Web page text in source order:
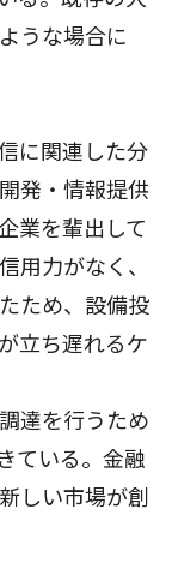
うな場合に
に関連した分
発・情報提供
業を輩出して
用力がなく、
ため、設備投
立ち遅れるケ
達を行うため
ている。金融
しい市場が創